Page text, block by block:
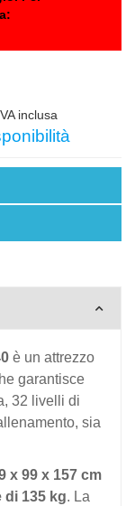
inclusa
è un attrezzo
garantisce
32 livelli di
sia
x 99 x 157 cm
di 135 kg. La